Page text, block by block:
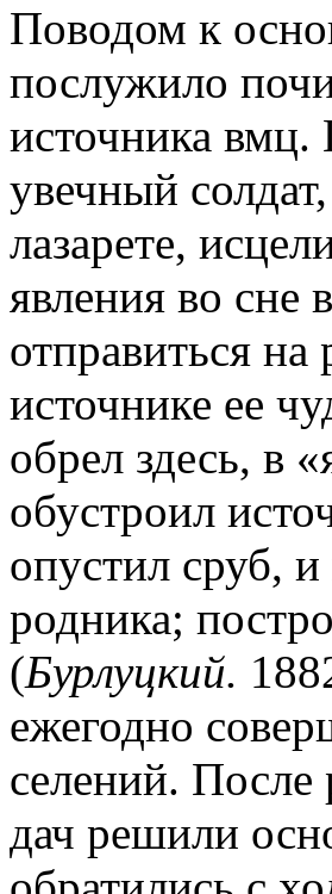
Поводом к
послужило
источника
увечный
лазарете,
явления во сне
отправиться
источнике ее
обрел здесь, в
обустроил
опустил сруб,
родника;
(Бурлуцкий.
ежегодно
селений. После
дач решили